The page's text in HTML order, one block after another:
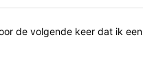
de volgende keer dat ik een